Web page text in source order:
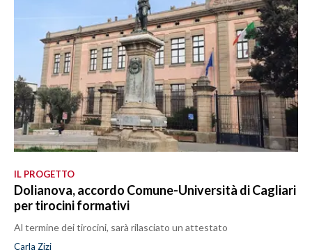
IL PROGETTO
Dolianova, accordo Comune-Università di Cagliari
per tirocini formativi
Al termine dei tirocini, sarà rilasciato un attestato
Carla Zizi